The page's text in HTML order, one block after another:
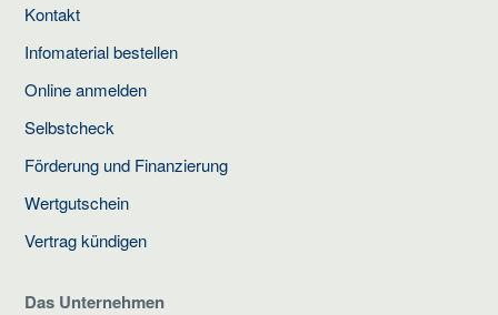
Kontakt
Infomaterial bestellen
Online anmelden
Selbstcheck
Förderung und Finanzierung
Wertgutschein
Vertrag kündigen
Das Unternehmen